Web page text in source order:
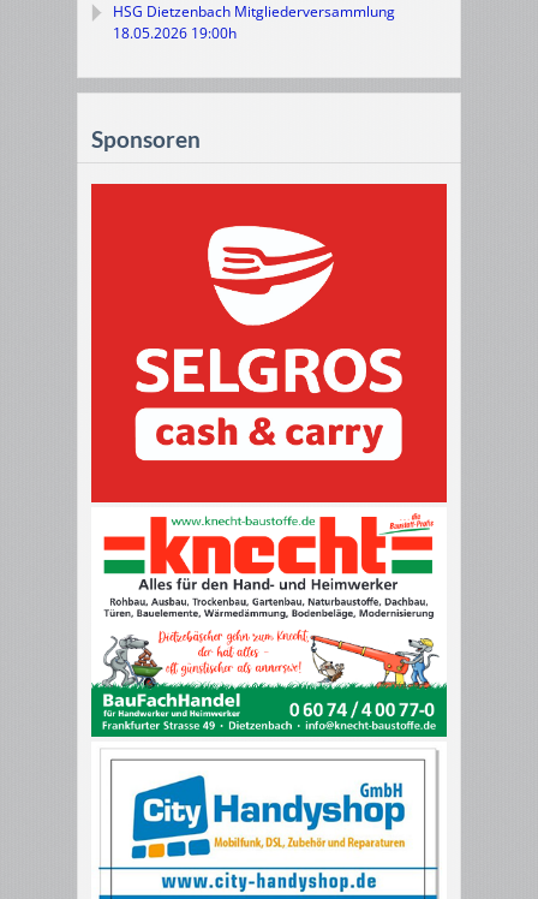
HSG Dietzenbach Mitgliederversammlung
18.05.2026 19:00h
Sponsoren